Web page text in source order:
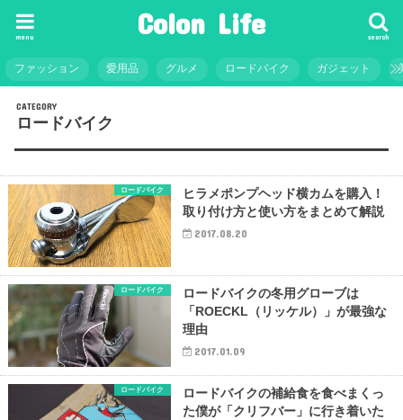
Colon Life search
menu
ファッション 愛用品 グルメ ロードバイク ガジェット
CATEGORY
ロードバイク
ロードバイク
ヒラメポンプヘッド横カムを購入！
取り付け方と使い方をまとめて解説
2017.08.20
ロードバイク
ロードバイクの冬用グローブは
「ROECKL（リッケル）」が最強な
理由
2017.01.09
ロードバイク
ロードバイクの補給食を食べまくっ
た僕が「クリフバー」に行き着いた